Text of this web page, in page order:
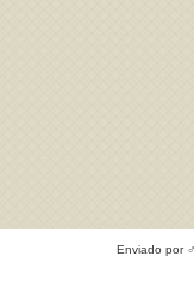
Enviado por ♂